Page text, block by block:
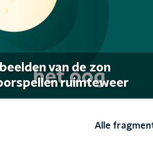
van de zon
ruimteweer
Alle